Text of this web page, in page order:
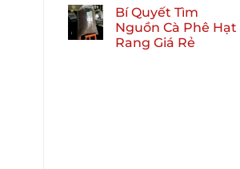
Bí Quyết Tìm
Nguồn Cà Phê Hạt
Rang Giá Rẻ